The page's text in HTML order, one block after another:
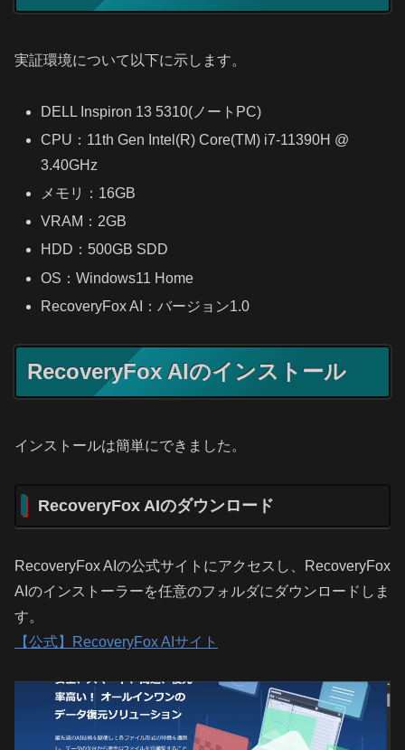
実証環境について以下に示します。
DELL Inspiron 13 5310(ノートPC)
CPU：11th Gen Intel(R) Core(TM) i7-11390H @
3.40GHz
メモリ：16GB
VRAM：2GB
HDD：500GB SDD
OS：Windows11 Home
RecoveryFox AI：バージョン1.0
RecoveryFox AIのインストール
インストールは簡単にできました。
RecoveryFox AIのダウンロード
RecoveryFox AIの公式サイトにアクセスし、RecoveryFox
AIのインストーラーを任意のフォルダにダウンロードしま
す。
【公式】RecoveryFox AIサイト